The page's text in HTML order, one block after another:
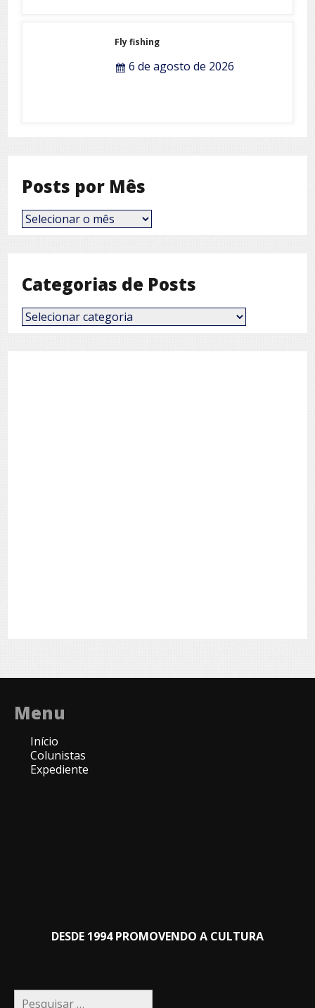
Fly fishing
6 de agosto de 2026
Posts por Mês
Posts
por
Categorias de Posts
Categorias
de
Menu
Início
Colunistas
Expediente
DESDE 1994 PROMOVENDO A CULTURA
Pesquisar